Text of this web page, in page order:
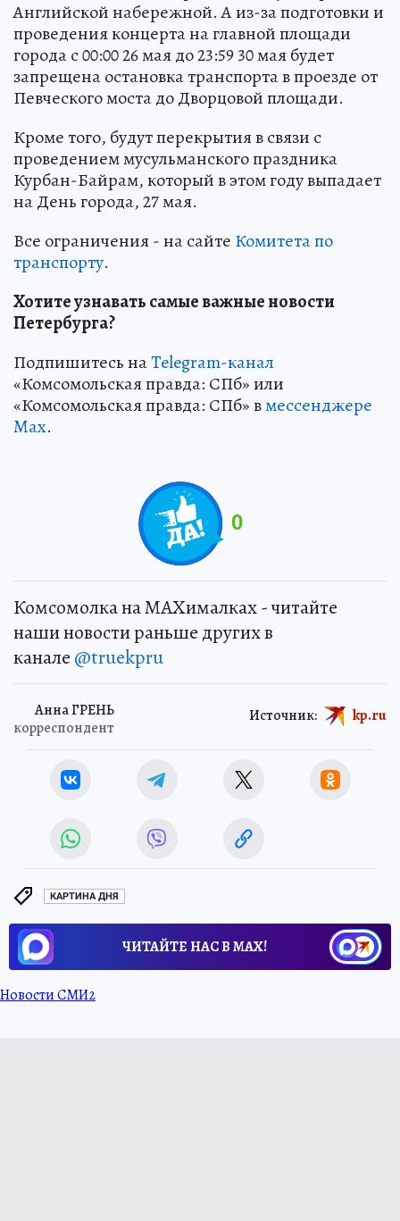
Английской набережной. А из-за подготовки и
проведения концерта на главной площади
города с 00:00 26 мая до 23:59 30 мая будет
запрещена остановка транспорта в проезде от
Певческого моста до Дворцовой площади.
Кроме того, будут перекрытия в связи с
проведением мусульманского праздника
Курбан-Байрам, который в этом году выпадает
на День города, 27 мая.
Все ограничения - на сайте Комитета по
транспорту.
Хотите узнавать самые важные новости
Петербурга?
Подпишитесь наTelegram-канал
«Комсомольская правда: СПб» или
«Комсомольская правда: СПб» вмессенджере
Max.
0
Комсомолка на MAXималках - читайте
наши новости раньше других в
канале @truekpru
Анна ГРЕНЬ
корреспондент
Источник: kp.ru
КАРТИНА ДНЯ
ЧИТАЙТЕ НАС В МАХ!
Новости СМИ2